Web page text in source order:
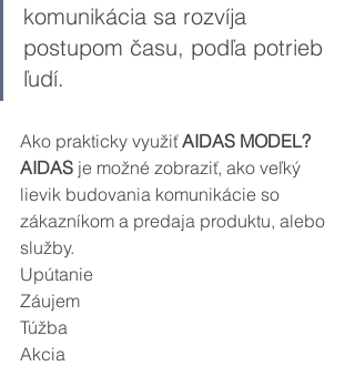
komunikácia sa rozvíja
postupom času, podľa potrieb
ľudí.
Ako prakticky využiť AIDAS MODEL?
AIDAS je možné zobraziť, ako veľký
lievik budovania komunikácie so
zákazníkom a predaja produktu, alebo
služby.
Upútanie
Záujem
Túžba
Akcia